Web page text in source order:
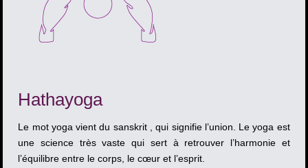
Hathayoga
Le mot yoga vient du sanskrit , qui signifie l’union. Le yoga est
une science très vaste qui sert à retrouver l’harmonie et
l’équilibre entre le corps, le cœur et l’esprit.